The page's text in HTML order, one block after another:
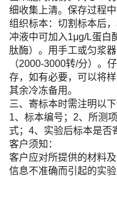
细收集上清。保存过程
组织标本：切割标本后
冲液中可加入1μg/L蛋白
肽酶）。用手工或匀浆
（2000-3000转/分）。
存，如有必要，可以将
其余冷冻备用。
三、寄标本时需注明以下
1、标本编号；2、所测
式；4、实验后标本是否
客户须知：
客户应对所提供的材料
信息不准确而引起的实